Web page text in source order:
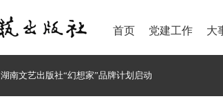
首页 党建工作 大
湖南文艺出版社“幻想家”品牌计划启动